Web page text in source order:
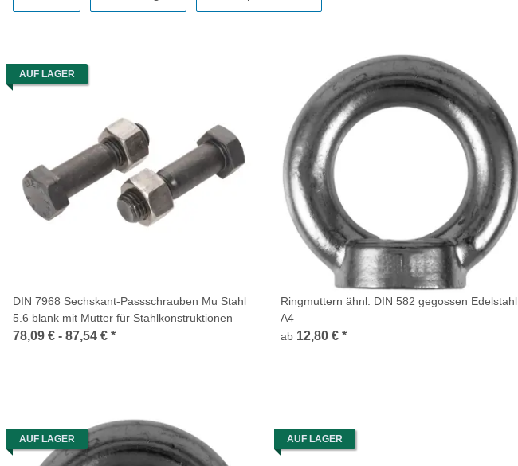
AUF LAGER
DIN 7968 Sechskant-Passschrauben Mu Stahl
5.6 blank mit Mutter für Stahlkonstruktionen
78,09 € - 87,54 € *
Ringmuttern ähnl. DIN 582 gegossen Edelstahl
A4
ab 12,80 € *
AUF LAGER AUF LAGER